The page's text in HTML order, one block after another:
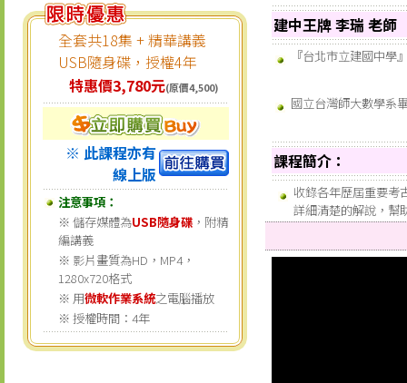
全套共18集 + 精華講義
USB隨身碟，授權4年
特惠價3,780元(原價4,500)
※ 此課程亦有
線上版
注意事項：
※ 儲存媒體為USB隨身碟 ，附精
編講義
※ 影片畫質為HD，MP4，
1280x720格式
※ 用微軟作業系統之電腦播放
※ 授權時間：4年
建中王牌 李瑞 老師
『台北市立建國中學
國立台灣師大數學系
課程簡介：
收錄各年歷屆重要考
詳細清楚的解說，幫